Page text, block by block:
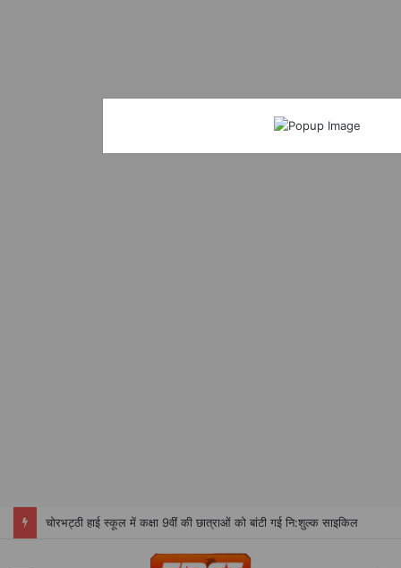
चोरभट्ठी हाई स्कूल में कक्षा 9वीं की छात्राओं को बांटी गई नि:शुल्क साइकिल